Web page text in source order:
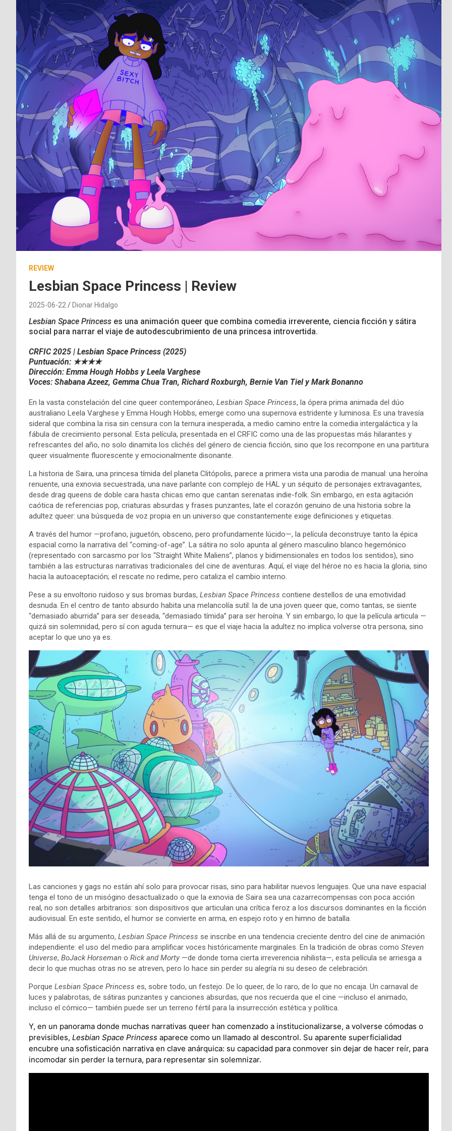
REVIEW
Lesbian Space Princess | Review
2025-06-22 Dionar Hidalgo
Lesbian Space Princess es una animación queer que combina comedia irreverente, ciencia ficción y sátira
social para narrar el viaje de autodescubrimiento de una princesa introvertida.
CRFIC 2025 | Lesbian Space Princess (2025)
Puntuación: ★★★★
Dirección: Emma Hough Hobbs yLeela Varghese
Voces: Shabana Azeez, Gemma Chua Tran, Richard Roxburgh, Bernie Van Tiel y Mark Bonanno
En la vasta constelación del cine queer contemporáneo, Lesbian Space Princess, la ópera prima animada del dúo
australiano Leela Varghese y Emma Hough Hobbs, emerge como una supernova estridente y luminosa. Es una travesía
sideral que combina la risa sin censura con la ternura inesperada, a medio camino entre la comedia intergaláctica y la
fábula de crecimiento personal. Esta película, presentada en el CRFIC como una de las propuestas más hilarantes y
refrescantes del año, no solo dinamita los clichés del género de ciencia ficción, sino que los recompone en una partitura
queer visualmente fluorescente y emocionalmente disonante.
La historia de Saira, una princesa tímida del planeta Clitópolis, parece a primera vista una parodia de manual: una heroína
renuente, una exnovia secuestrada, una nave parlante con complejo de HAL y un séquito de personajes extravagantes,
desde drag queens de doble cara hasta chicas emo que cantan serenatas indie-folk. Sin embargo, en esta agitación
caótica de referencias pop, criaturas absurdas y frases punzantes, late el corazón genuino de una historia sobre la
adultez queer: una búsqueda de voz propia en un universo que constantemente exige definiciones y etiquetas.
A través del humor —profano, juguetón, obsceno, pero profundamente lúcido—, la película deconstruye tanto la épica
espacial como la narrativa del “coming-of-age”. La sátira no solo apunta al género masculino blanco hegemónico
(representado con sarcasmo por los “Straight White Maliens”, planos y bidimensionales en todos los sentidos), sino
también a las estructuras narrativas tradicionales del cine de aventuras. Aquí, el viaje del héroe no es hacia la gloria, sino
hacia la autoaceptación; el rescate no redime, pero cataliza el cambio interno.
Pese a su envoltorio ruidoso y sus bromas burdas, Lesbian Space Princess contiene destellos de una emotividad
desnuda. En el centro de tanto absurdo habita una melancolía sutil: la de una joven queer que, como tantas, se siente
“demasiado aburrida” para ser deseada, “demasiado tímida” para ser heroína. Y sin embargo, lo que la película articula —
quizá sin solemnidad, pero sí con aguda ternura— es que el viaje hacia la adultez no implica volverse otra persona, sino
aceptar lo que uno ya es.
Las canciones y gags no están ahí solo para provocar risas, sino para habilitar nuevos lenguajes. Que una nave espacial
tenga el tono de un misógino desactualizado o que la exnovia de Saira sea una cazarrecompensas con poca acción
real, no son detalles arbitrarios: son dispositivos que articulan una crítica feroz a los discursos dominantes en la ficción
audiovisual. En este sentido, el humor se convierte en arma, en espejo roto y en himno de batalla.
Más allá de su argumento, Lesbian Space Princess se inscribe en una tendencia creciente dentro del cine de animación
independiente: el uso del medio para amplificar voces históricamente marginales. En la tradición de obras como Steven
Universe, BoJack Horseman o Rick and Morty —de donde toma cierta irreverencia nihilista—, esta película se arriesga a
decir lo que muchas otras no se atreven, pero lo hace sin perder su alegría ni su deseo de celebración.
Porque Lesbian Space Princess es, sobre todo, un festejo. De lo queer, de lo raro, de lo que no encaja. Un carnaval de
luces y palabrotas, de sátiras punzantes y canciones absurdas, que nos recuerda que el cine —incluso el animado,
incluso el cómico— también puede ser un terreno fértil para la insurrección estética y política.
Y, en un panorama donde muchas narrativas queer han comenzado a institucionalizarse, a volverse cómodas o
previsibles, Lesbian Space Princess aparece como un llamado al descontrol. Su aparente superficialidad
encubre una sofisticación narrativa en clave anárquica: su capacidad para conmover sin dejar de hacer reír, para
incomodar sin perder la ternura, para representar sin solemnizar.